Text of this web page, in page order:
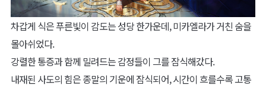
차갑게 식은 푸른빛이 감도는 성당 한가운데, 미카엘라가 거친 숨을
몰아쉬었다.
강렬한 통증과 함께 밀려드는 감정들이 그를 잠식해갔다.
내재된 사도의 힘은 종말의 기운에 잠식되어, 시간이 흐를수록 고통